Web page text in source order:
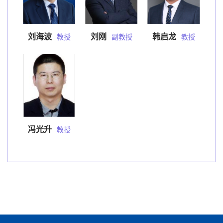
刘海波 教授 刘刚 副教授 韩启龙 教授
冯光升 教授